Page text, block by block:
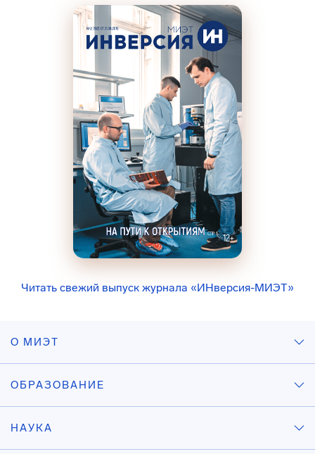
Читать свежий выпуск журнала «ИНверсия-МИЭТ»
О МИЭТ
ОБРАЗОВАНИЕ
НАУКА